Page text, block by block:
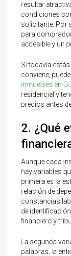
resultar
condiciones
solicitante. Por
para
accesible y un
Si todavía
conviene,
inmuebles en
residencial y
precios antes
2. ¿Qué
Aunque cada
hay variables
primera es la
relación de
constancias
de
financiero y
La segunda
palabras, la